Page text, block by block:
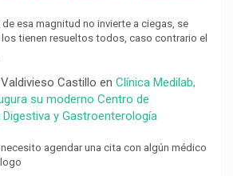
de esa magnitud no invierte a ciegas, se
tienen resueltos todos, caso contrario el
Castillo en Clínica Medilab,
su moderno Centro de
y Gastroenterología
agendar una cita con algún médico